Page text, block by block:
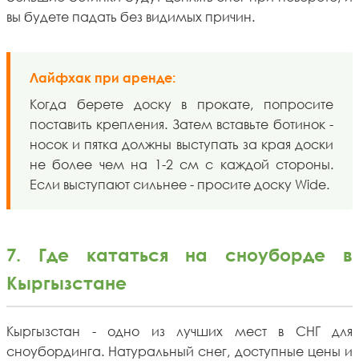
вы будете падать без видимых причин.
Лайфхак при аренде:
Когда берете доску в прокате, попросите
поставить крепления. Затем вставьте ботинок -
носок и пятка должны выступать за края доски
не более чем на 1-2 см с каждой стороны.
Если выступают сильнее - просите доску Wide.
7. Где кататься на сноуборде в
Кыргызстане
Кыргызстан - одно из лучших мест в СНГ для
сноубординга. Натуральный снег, доступные цены и